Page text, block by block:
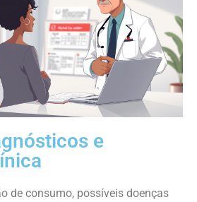
e
de consumo, possíveis doenças